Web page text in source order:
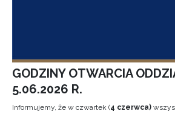
GODZINY OTWARCIA
5.06.2026 R.
Informujemy, że w czwartek (4 czerwca)